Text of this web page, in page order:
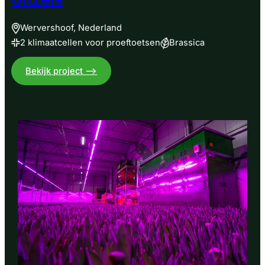
Wervershoof, Nederland
2 klimaatcellen voor proeftoetsen
Brassica
Bekijk project –>
Klimaatcellen
tomaat
bij
Plantenkwekerij
Gitzels